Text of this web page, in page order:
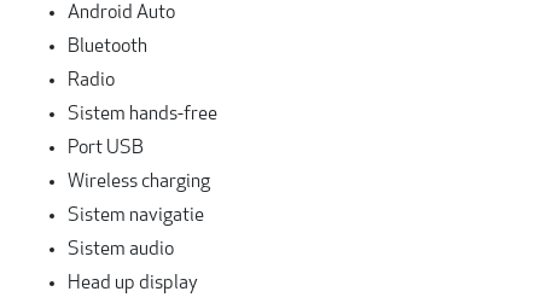
Android Auto
Bluetooth
Radio
Sistem hands-free
Port USB
Wireless charging
Sistem navigatie
Sistem audio
Head up display